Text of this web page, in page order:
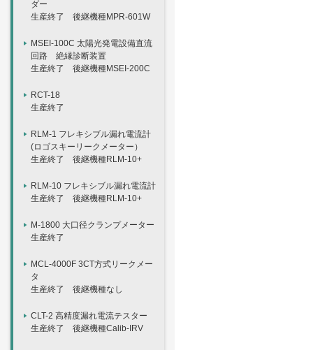
ダー
生産終了 後継機種MPR-601W
MSEI-100C 太陽光発電設備直流
回路 絶縁診断装置
生産終了 後継機種MSEI-200C
RCT-18
生産終了
RLM-1 フレキシブル漏れ電流計
(ロゴスキーリークメーター）
生産終了 後継機種RLM-10+
RLM-10 フレキシブル漏れ電流計
生産終了 後継機種RLM-10+
M-1800 大口径クランプメーター
生産終了
MCL-4000F 3CT方式リークメー
タ
生産終了 後継機種なし
CLT-2 高精度漏れ電流テスター
生産終了 後継機種Calib-IRV